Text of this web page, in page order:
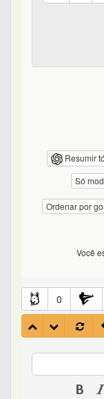
Resumir
Só
Ordenar por
Você
0